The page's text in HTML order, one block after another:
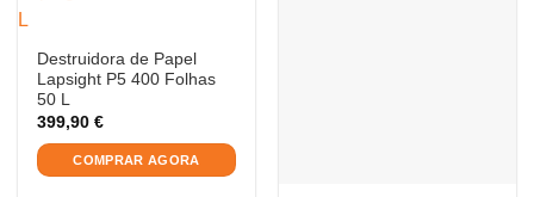
Destruidora de Papel
Lapsight P5 400 Folhas
50 L
399,90€
COMPRAR AGORA